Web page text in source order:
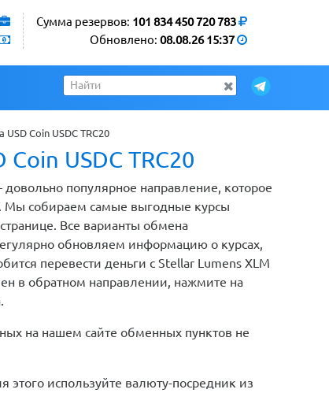
Сумма резервов: 101 834 450 720 783
Обновлено: 08.08.26 15:37
Coin USDC TRC20
USDC TRC20
довольно популярное направление, которое
Мы собираем самые выгодные курсы
Все варианты обмена
обновляем информацию о курсах,
перевести деньги с Stellar Lumens XLM
в обратном направлении, нажмите на
на нашем сайте обменных пунктов не
используйте валюту-посредник из